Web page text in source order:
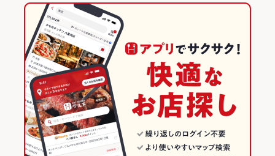
その他設備
炉端焼きと会津の郷土料理が愉しめる居酒屋【炭焼うまいも
ん 虎々】
飲み放題
あり ：飲み放題付きコース各種ご用意！皆様でワイワイ楽しい
ひとときをお過ごしください♪
食べ放題
なし ：食べ放題はございません。季節食材満載の絶品料理を、
一品一品心を込めて提供致します！
カクテル充実、焼酎充実、日本酒充実、ワイン充実
お子様連れ お子様連れ不可 ：店舗までご相談ください。
郡山駅 × 居酒屋
郡山駅 × 和風
郡山駅 × 創作
福島 × 居酒屋
福島 × 和風
福島 × 創作
郡山のグルメランキング
郡山の居酒屋ランキング
郡山駅前・駅周辺のグルメランキング
郡山駅前・駅周辺の居酒屋ランキング